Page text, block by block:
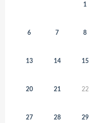
1
6 7 8
13 14 15
20 21 22
27 28 29